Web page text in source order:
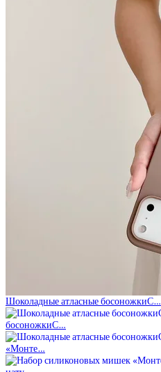
Шоколадные атласные босоножкиС…
босоножкиС…
«Монте…